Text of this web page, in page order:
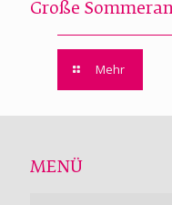
Große
Mehr
MENÜ